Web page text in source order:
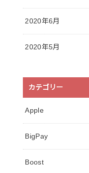
2020年6月
2020年5月
カテゴリー
Apple
BigPay
Boost